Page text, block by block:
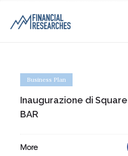
Business Plan
Inaugurazione di
BAR
More